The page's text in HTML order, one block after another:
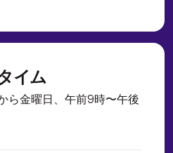
イム
ら金曜日、午前9時〜午後